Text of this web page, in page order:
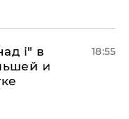
і" в
и
18:55